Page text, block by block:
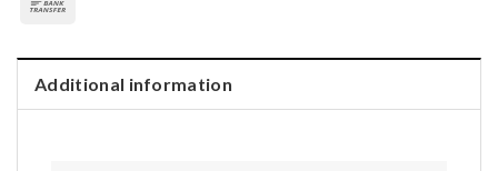
Additional information